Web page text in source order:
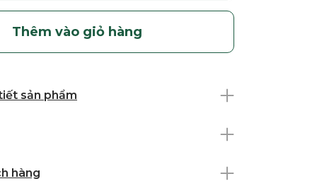
Thêm vào giỏ hàng
sản phẩm
hàng